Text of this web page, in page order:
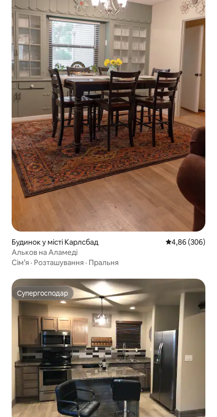
Будинок у місті Карлсбад Середня
4,86 (306)
Альков на Аламеді
Сім’я · Розташування · Пральня
Супергосподар
Супергосподар